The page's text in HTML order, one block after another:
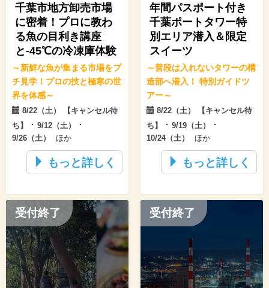
千葉市地方卸売市場
に密着！プロに教わ
る魚の目利き講座
と-45℃の冷凍庫体験
～新鮮な魚が集まる市場をプ
チ見学！プロの技と極寒の世
界を体感～
8/22（土） 【キャンセル待
ち】
･ 9/12（土） ･
9/26（土） ほか
もっと詳しく
年間パスポート付き
千葉ポートタワー特
別エリア潜入＆限定
スイーツ
～普段は入れないタワーの構
造部へ潜入！ 特別ガイドツ
アー～
8/22（土） 【キャンセル待
ち】
･ 9/19（土） ･
10/24（土） ほか
もっと詳しく
受付終了 受付終了